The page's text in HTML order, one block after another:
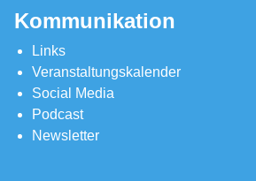
Kommunikation
Links
Veranstaltungskalender
Social Media
Podcast
Newsletter